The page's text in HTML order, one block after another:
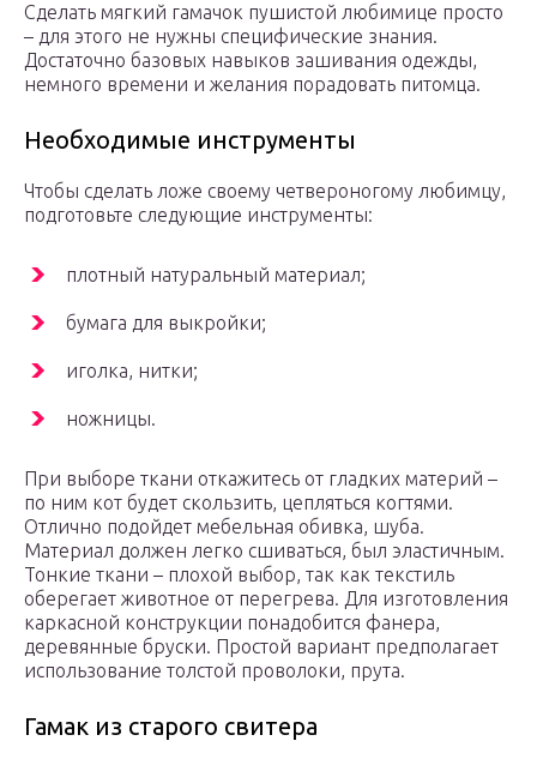
Сделать мягкий гамачок пушистой любимице просто
– для этого не нужны специфические знания.
Достаточно базовых навыков зашивания одежды,
немного времени и желания порадовать питомца.
Необходимые инструменты
Чтобы сделать ложе своему четвероногому любимцу,
подготовьте следующие инструменты:
плотный натуральный материал;
бумага для выкройки;
иголка, нитки;
ножницы.
При выборе ткани откажитесь от гладких материй –
по ним кот будет скользить, цепляться когтями.
Отлично подойдет мебельная обивка, шуба.
Материал должен легко сшиваться, был эластичным.
Тонкие ткани – плохой выбор, так как текстиль
оберегает животное от перегрева. Для изготовления
каркасной конструкции понадобится фанера,
деревянные бруски. Простой вариант предполагает
использование толстой проволоки, прута.
Гамак из старого свитера